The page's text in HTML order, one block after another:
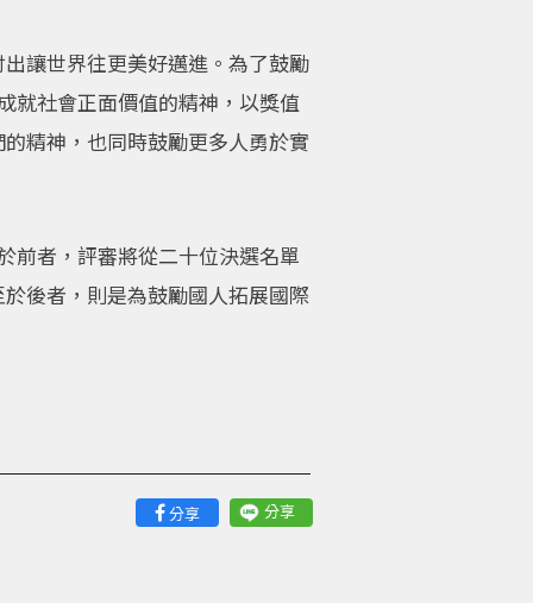
讓世界往更美好邁進。為了鼓勵
就社會正面價值的精神，以獎值
精神，也同時鼓勵更多人勇於實
前者，評審將從二十位決選名單
後者，則是為鼓勵國人拓展國際
分享 分享